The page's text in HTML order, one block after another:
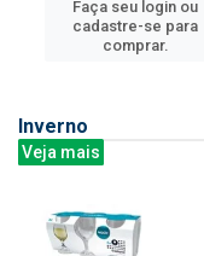
Faça seu login ou
cadastre-se para
comprar.
Inverno
Veja mais